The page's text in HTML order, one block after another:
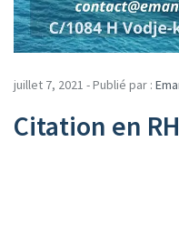
juillet 7, 2021 - Publié par :
Citation en